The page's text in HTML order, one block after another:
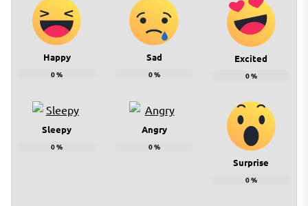
Happy
0%
Sad
0%
Excited
0%
Sleepy
0%
Angry
0%
Surprise
0%